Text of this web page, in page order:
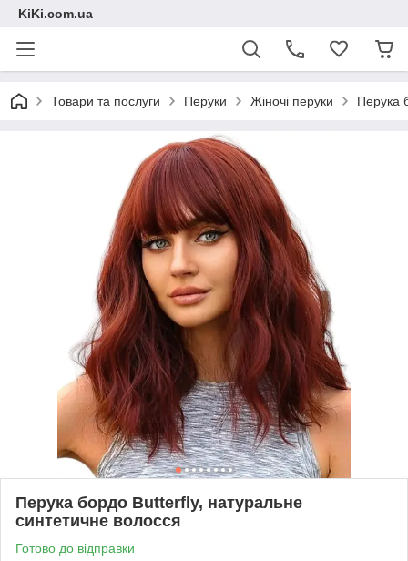
KiKi.com.ua
Товари та послуги Перуки Жіночі перуки Перука
Перука бордо Butterfly, натуральне
синтетичне волосся
Готово до відправки